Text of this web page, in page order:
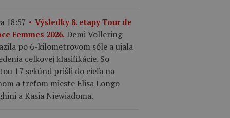
18:57
Výsledky 8. etapy Tour de
Femmes 2026. Demi Vollering
po 6-kilometrovom sóle a ujala
celkovej klasifikácie. So
17 sekúnd prišli do cieľa na
a treťom mieste Elisa Longo
a Kasia Niewiadoma.